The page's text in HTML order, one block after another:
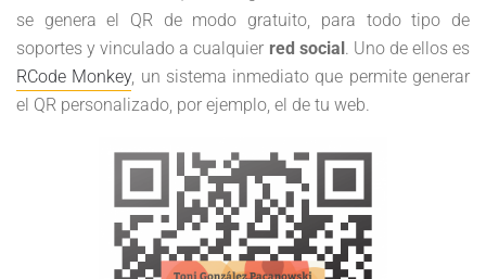
se genera el QR de modo gratuito, para todo tipo de
soportes y vinculado a cualquier red social. Uno de ellos es
RCode Monkey, un sistema inmediato que permite generar
el QR personalizado, por ejemplo, el de tu web.